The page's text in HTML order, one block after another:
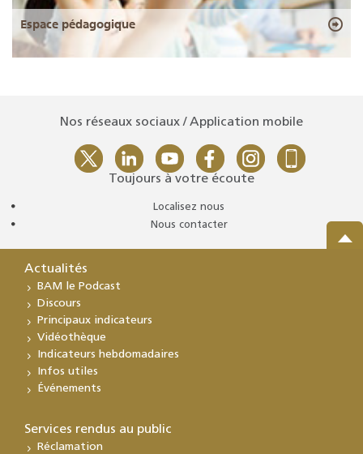
Espace pédagogique
Nos réseaux sociaux / Application mobile
Toujours à votre écoute
Localisez nous
Nous contacter
Actualités
BAM le Podcast
Discours
Principaux indicateurs
Vidéothèque
Indicateurs hebdomadaires
Infos utiles
Événements
Services rendus au public
Réclamation